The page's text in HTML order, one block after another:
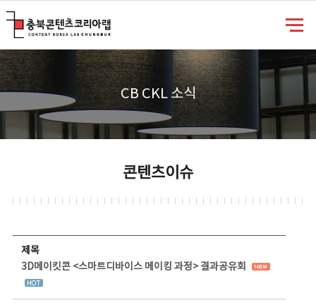
CB CKL 소식
콘텐츠이슈
제목
3D메이킷콘 <스마트디바이스 메이킹 과정> 결과공유회